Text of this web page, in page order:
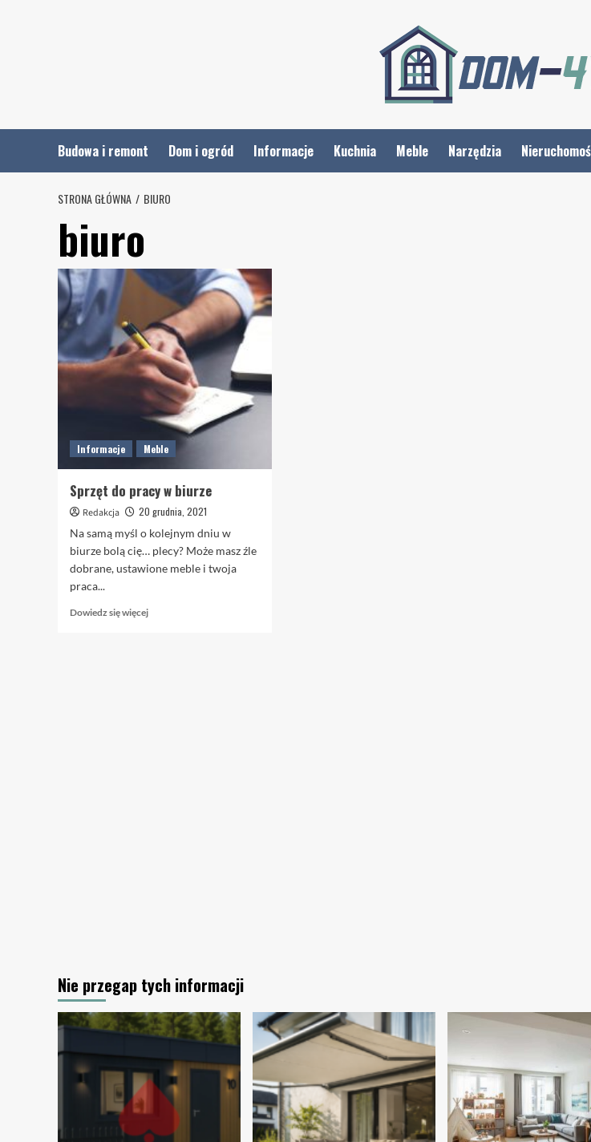
Budowa i remont Dom i ogród Informacje Kuchnia Meble Narzędzia
STRONA GŁÓWNA BIURO
biuro
Informacje Meble
Sprzęt do pracy w biurze
Redakcja
20 grudnia, 2021
Na samą myśl o kolejnym dniu w
biurze bolą cię… plecy? Może masz źle
dobrane, ustawione meble i twoja
praca...
Dowiedz się więcejDowiedz
Nie przegap tych informacji